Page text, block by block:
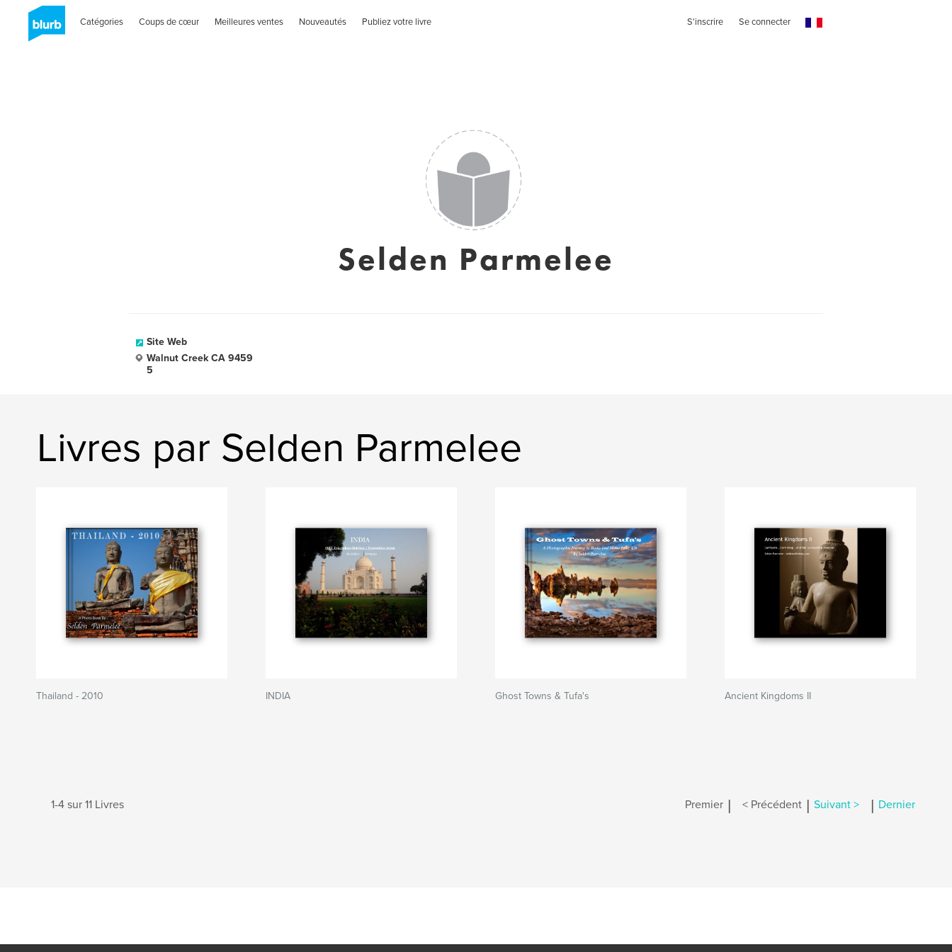
Catégories Coups de cœur Meilleures ventes Nouveautés Publiez votre livre S'inscrire Se connecter
Selden Parmelee
Site Web
Walnut Creek CA 9459
5
Livres par Selden Parmelee
Thailand - 2010 INDIA Ghost Towns & Tufa's Ancient Kingdoms II
1-4 sur 11 Livres Premier | < Précédent | Suivant > | Dernier